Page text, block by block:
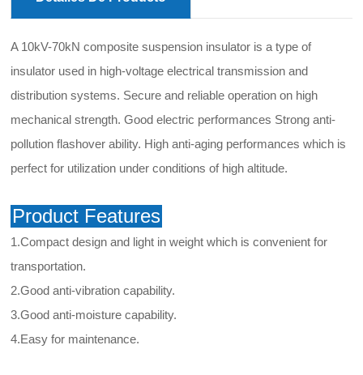
A 10kV-70kN composite suspension insulator is a type of
insulator used in high-voltage electrical transmission and
distribution systems. Secure and reliable operation on high
mechanical strength. Good electric performances Strong anti-
pollution flashover ability. High anti-aging performances which is
perfect for utilization under conditions of high altitude.
Product Features
1.Compact design and light in weight which is convenient for
transportation.
2.Good anti-vibration capability.
3.Good anti-moisture capability.
4.Easy for maintenance.